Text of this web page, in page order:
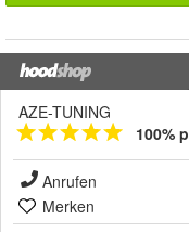
AZE-TUNING
100%
Anrufen
Merken